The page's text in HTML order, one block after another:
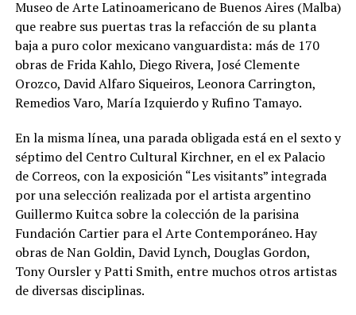
Museo de Arte Latinoamericano de Buenos Aires (Malba)
que reabre sus puertas tras la refacción de su planta
baja a puro color mexicano vanguardista: más de 170
obras de Frida Kahlo, Diego Rivera, José Clemente
Orozco, David Alfaro Siqueiros, Leonora Carrington,
Remedios Varo, María Izquierdo y Rufino Tamayo.
En la misma línea, una parada obligada está en el sexto y
séptimo del Centro Cultural Kirchner, en el ex Palacio
de Correos, con la exposición “Les visitants” integrada
por una selección realizada por el artista argentino
Guillermo Kuitca sobre la colección de la parisina
Fundación Cartier para el Arte Contemporáneo. Hay
obras de Nan Goldin, David Lynch, Douglas Gordon,
Tony Oursler y Patti Smith, entre muchos otros artistas
de diversas disciplinas.